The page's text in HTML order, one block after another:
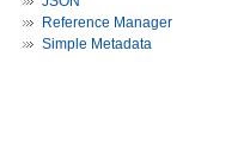
Reference Manager
Simple Metadata